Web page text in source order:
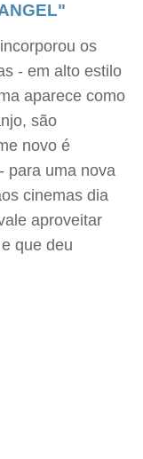
os
- em alto estilo
aparece como
são
novo é
para uma nova
cinemas dia
aproveitar
que deu